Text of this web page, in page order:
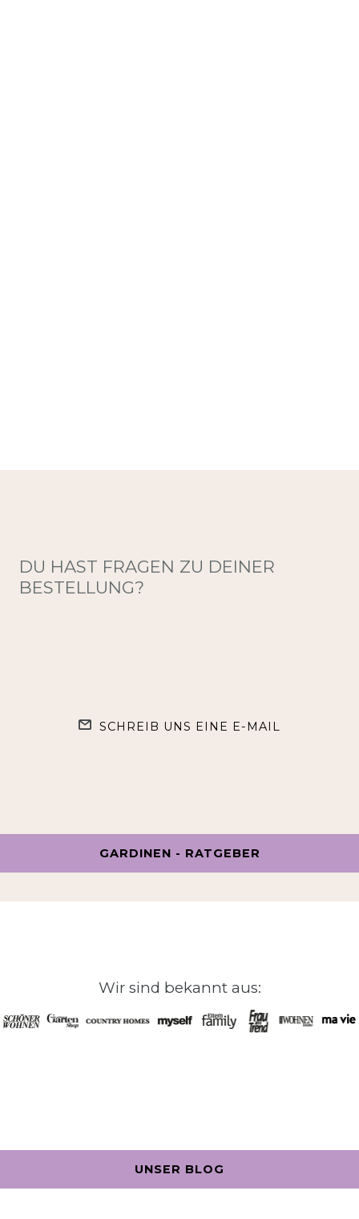
DU HAST FRAGEN ZU DEINER
BESTELLUNG?
SCHREIB UNS EINE E-MAIL
GARDINEN - RATGEBER
Wir sind bekannt aus:
UNSER BLOG